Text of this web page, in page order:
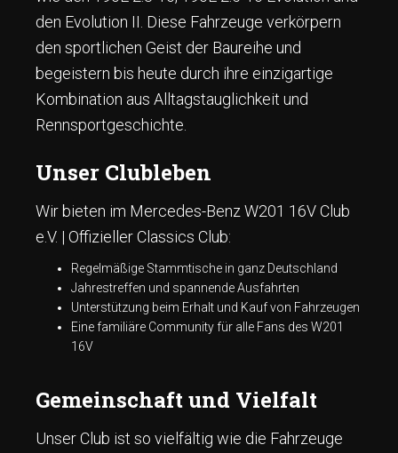
den Evolution II. Diese Fahrzeuge verkörpern
den sportlichen Geist der Baureihe und
begeistern bis heute durch ihre einzigartige
Kombination aus Alltagstauglichkeit und
Rennsportgeschichte.
Unser Clubleben
Wir bieten im Mercedes-Benz W201 16V Club
e.V. | Offizieller Classics Club:
Regelmäßige Stammtische in ganz Deutschland
Jahrestreffen und spannende Ausfahrten
Unterstützung beim Erhalt und Kauf von Fahrzeugen
Eine familiäre Community für alle Fans des W201
16V
Gemeinschaft und Vielfalt
Unser Club ist so vielfältig wie die Fahrzeuge